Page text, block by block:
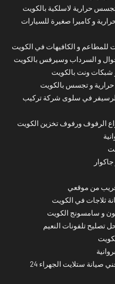
حرارية لاسلكية بالكويت
و كاميرا صغيرة للسيارات
و الكافيهات في الكويت
و السرداب وسيرفس بالكويت
ونت بالكويت
حرارية و تجسس بالكويت
في سلوى شركة تركيب
الرفوف ورفوف تخزين الكويت
من موقعي
ثلاجات في الكويت
و سامسونج الكويت
تصليح تلفونات النعيم
فني تصليح ستلايت الجهراء فني صيانة ستلايت الجهراء 24